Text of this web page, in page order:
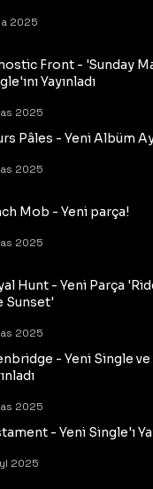
2025
Front - 'Sunday
Yayınladı
2025
Pâles - Yeni Albüm
2025
Mob - Yeni parça!
2025
Hunt - Yeni Parça
Sunset'
2025
- Yeni Single
2025
- Yeni Single'ı
2025